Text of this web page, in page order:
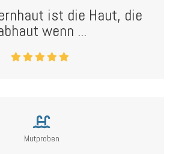
ist die Haut, die
wenn ...
Mutproben